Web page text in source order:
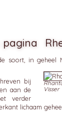
Visser
soort, in geheel
bij
aan de
verder
lichaam